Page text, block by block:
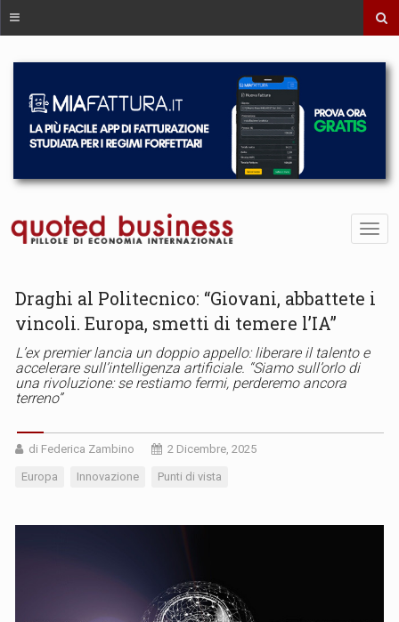
Draghi al Politecnico: “Giovani, abbattete i
vincoli. Europa, smetti di temere l’IA”
L’ex premier lancia un doppio appello: liberare il talento e
accelerare sull’intelligenza artificiale. “Siamo sull’orlo di
una rivoluzione: se restiamo fermi, perderemo ancora
terreno”
di Federica Zambino 2 Dicembre, 2025
Europa Innovazione Punti di vista